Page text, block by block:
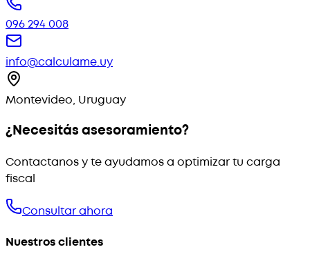
096 294 008
info@calculame.uy
Montevideo, Uruguay
¿Necesitás asesoramiento?
Contactanos y te ayudamos a optimizar tu carga
fiscal
Consultar ahora
Nuestros clientes